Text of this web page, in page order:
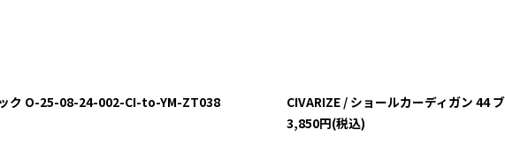
ク O-25-08-24-002-CI-to-YM-ZT038
CIVARIZE / ショールカーディガン
3,850円(税込)